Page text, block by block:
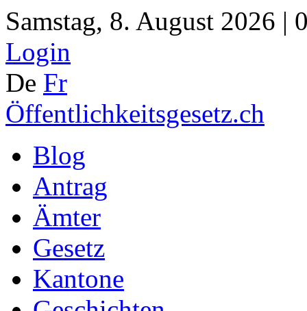
Samstag, 8. August 2026 |
Login
De Fr
Öffentlichkeitsgesetz.ch
Blog
Antrag
Ämter
Gesetz
Kantone